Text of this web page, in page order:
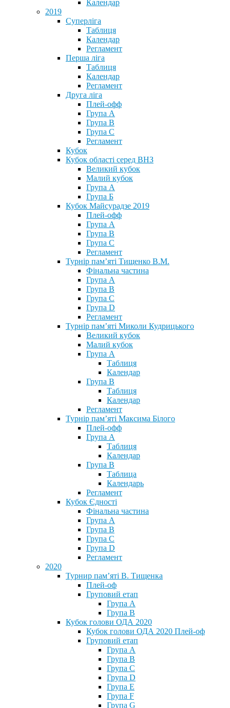
Календар
2019
Суперліга
Таблиця
Календар
Регламент
Перша ліга
Таблиця
Календар
Регламент
Друга ліга
Плей-офф
Група А
Група В
Група С
Регламент
Кубок
Кубок області серед ВНЗ
Великий кубок
Малий кубок
Група А
Група Б
Кубок Майсурадзе 2019
Плей-офф
Група А
Група В
Група С
Регламент
Турнір пам’яті Тищенко В.М.
Фінальна частина
Група А
Група В
Група С
Група D
Регламент
Турнір пам’яті Миколи Кудрицького
Великий кубок
Малий кубок
Група А
Таблиця
Календар
Група В
Таблиця
Календар
Регламент
Турнір пам’яті Максима Білого
Плей-офф
Група А
Таблиця
Календар
Група В
Таблица
Календарь
Регламент
Кубок Єдності
Фінальна частина
Група А
Група В
Група С
Група D
Регламент
2020
Турнир пам’яті В. Тищенка
Плей-оф
Груповий етап
Група А
Група В
Кубок голови ОДА 2020
Кубок голови ОДА 2020 Плей-оф
Груповий етап
Група A
Група B
Група C
Група D
Група E
Група F
Група G